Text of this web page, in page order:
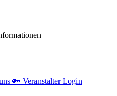
🔑 Veranstalter Login